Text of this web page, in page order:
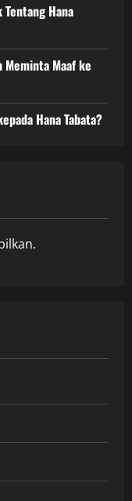
Hana
Meminta Maaf ke
Hana Tabata?